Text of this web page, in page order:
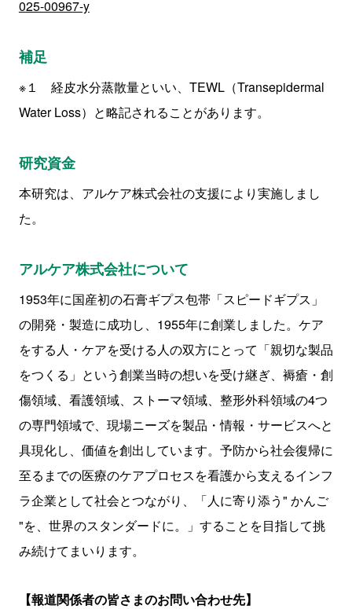
025-00967-y
補足
※１ 経皮水分蒸散量といい、TEWL（Transepidermal
Water Loss）と略記されることがあります。
研究資金
本研究は、アルケア株式会社の支援により実施しまし
た。
アルケア株式会社について
1953年に国産初の石膏ギプス包帯「スピードギプス」
の開発・製造に成功し、1955年に創業しました。ケア
をする人・ケアを受ける人の双方にとって「親切な製品
をつくる」という創業当時の想いを受け継ぎ、褥瘡・創
傷領域、看護領域、ストーマ領域、整形外科領域の4つ
の専門領域で、現場ニーズを製品・情報・サービスへと
具現化し、価値を創出しています。予防から社会復帰に
至るまでの医療のケアプロセスを看護から支えるインフ
ラ企業として社会とつながり、「人に寄り添う" かんご
"を、世界のスタンダードに。」することを目指して挑
み続けてまいります。
【報道関係者の皆さまのお問い合わせ先】